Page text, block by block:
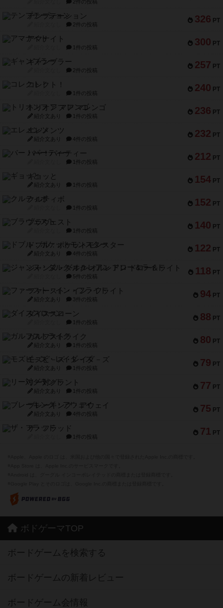
2件の投稿
326 PT
テンプテーション
2件の投稿
300 PT
アマナイト
1件の投稿
257 PT
ギャンブラー
2件の投稿
240 PT
コレクト！
1件の投稿
236 PT
トリオンフ ア マレンゴ
紹介文あり 1件の投稿
232 PT
エレメンツ
紹介文あり 4件の投稿
212 PT
バー！パーティー
1件の投稿
154 PT
ギョッと
紹介文あり 1件の投稿
152 PT
クルティボ
1件の投稿
140 PT
ブラヴェスト
1件の投稿
122 PT
ドブル：ポケットモンスター
紹介文あり 4件の投稿
118 PT
ジャンヌ・ダルク-オルレアン ドロー＆ライト
5件の投稿
94 PT
ファースト・イン・フライト
紹介文あり 3件の投稿
88 PT
ダイススローン
1件の投稿
80 PT
ガルフストライク
紹介文あり 1件の投稿
79 PT
モズビ－ズ・レイダ－ズ
紹介文あり 1件の投稿
77 PT
リー対グラント
紹介文あり 1件の投稿
75 PT
ブレーキング・アウェイ
紹介文あり 4件の投稿
71 PT
ザ・フラッド
1件の投稿
ボドゲーマTOP
ボードゲームを検索する
ボードゲームの新着レビュー
ボードゲーム会情報